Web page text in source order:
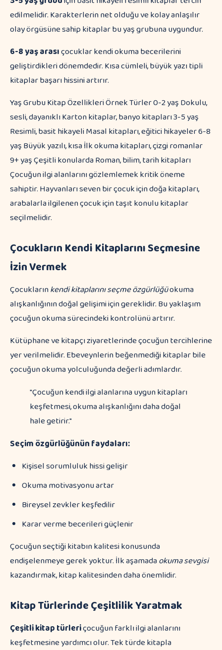
edilmelidir. Karakterlerin net olduğu ve kolay anlaşılır
olay örgüsüne sahip kitaplar bu yaş grubuna uygundur.
6-8 yaş arasıçocuklar kendi okuma becerilerini
geliştirdikleri dönemdedir. Kısa cümleli, büyük yazı tipli
kitaplar başarı hissini artırır.
Yaş Grubu Kitap Özellikleri Örnek Türler 0-2 yaş Dokulu,
sesli, dayanıklı Karton kitaplar, banyo kitapları 3-5 yaş
Resimli, basit hikayeli Masal kitapları, eğitici hikayeler 6-8
yaş Büyük yazılı, kısa İlk okuma kitapları, çizgi romanlar
9+ yaş Çeşitli konularda Roman, bilim, tarih kitapları
Çocuğun ilgi alanlarını gözlemlemek kritik öneme
sahiptir. Hayvanları seven bir çocuk için doğa kitapları,
arabalarla ilgilenen çocuk için taşıt konulu kitaplar
seçilmelidir.
Çocukların Kendi Kitaplarını Seçmesine
İzin Vermek
Çocuklarınkendi kitaplarını seçme özgürlüğüokuma
alışkanlığının doğal gelişimi için gereklidir. Bu yaklaşım
çocuğun okuma sürecindeki kontrolünü artırır.
Kütüphane ve kitapçı ziyaretlerinde çocuğun tercihlerine
yer verilmelidir. Ebeveynlerin beğenmediği kitaplar bile
çocuğun okuma yolculuğunda değerli adımlardır.
"Çocuğun kendi ilgi alanlarına uygun kitapları
keşfetmesi, okuma alışkanlığını daha doğal
hale getirir."
Seçim özgürlüğünün faydaları:
Kişisel sorumluluk hissi gelişir
Okuma motivasyonu artar
Bireysel zevkler keşfedilir
Karar verme becerileri güçlenir
Çocuğun seçtiği kitabın kalitesi konusunda
endişelenmeye gerek yoktur. İlk aşamadaokuma sevgisi
kazandırmak, kitap kalitesinden daha önemlidir.
Kitap Türlerinde Çeşitlilik Yaratmak
Çeşitli kitap türleriçocuğun farklı ilgi alanlarını
keşfetmesine yardımcı olur. Tek türde kitapla